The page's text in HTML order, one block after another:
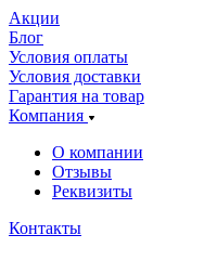
Акции
Блог
Условия оплаты
Условия доставки
Гарантия на товар
Компания
О компании
Отзывы
Реквизиты
Контакты